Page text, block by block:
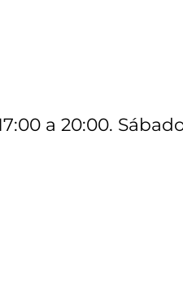
a 20:00.